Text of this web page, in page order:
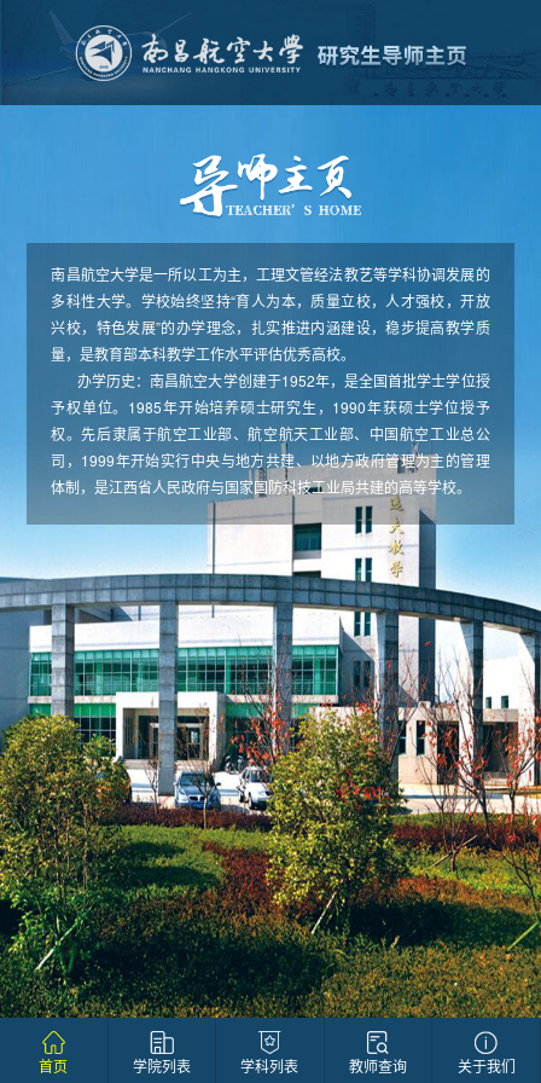
南昌航空大学是一所以工为主，工理文管经法教艺等学科协调发展的
多科性大学。学校始终坚持“育人为本，质量立校，人才强校，开放
兴校，特色发展”的办学理念，扎实推进内涵建设，稳步提高教学质
量，是教育部本科教学工作水平评估优秀高校。
办学历史：南昌航空大学创建于1952年，是全国首批学士学位授
予权单位。1985年开始培养硕士研究生，1990年获硕士学位授予
权。先后隶属于航空工业部、航空航天工业部、中国航空工业总公
司，1999年开始实行中央与地方共建、以地方政府管理为主的管理
体制，是江西省人民政府与国家国防科技工业局共建的高等学校。
首页 学院列表 学科列表 教师查询 关于我们